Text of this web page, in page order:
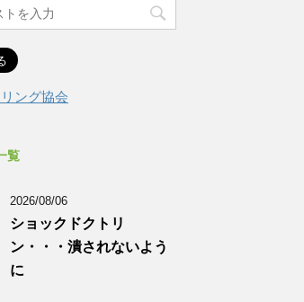
ング協会
覧
2026/08/06
ショックドクトリ
ン・・・潰されないよう
に